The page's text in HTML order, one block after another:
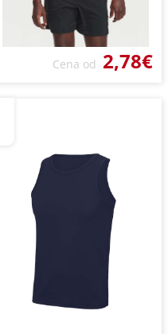
Cena od 2,78€